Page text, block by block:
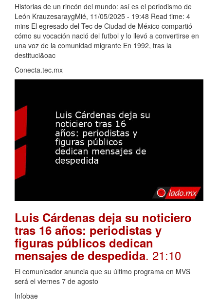
Historias de un rincón del mundo: así es el periodismo de
León KrauzesaraygMié, 11/05/2025 - 19:48 Read time: 4
mins El egresado del Tec de Ciudad de México compartió
cómo su vocación nació del futbol y lo llevó a convertirse en
una voz de la comunidad migrante En 1992, tras la
destituci&oac
Conecta.tec.mx
Luis Cárdenas deja su noticiero
tras 16 años: periodistas y
figuras públicos dedican
mensajes de despedida. 21:10
El comunicador anuncia que su último programa en MVS
será el viernes 7 de agosto
Infobae